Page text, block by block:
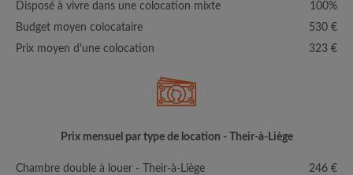
Disposé à vivre dans une colocation mixte
100%
Budget moyen colocataire
530 €
Prix moyen d'une colocation
323 €
Prix mensuel par type de location - Their-à-Liège
Chambre double à louer - Their-à-Liège
246 €